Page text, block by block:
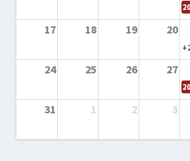
17 18 19 20
24 25 26 27
31 1 2 3